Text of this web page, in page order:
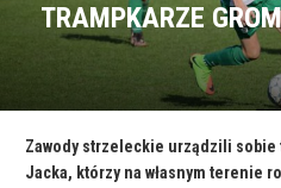
TRAMPKARZE
Zawody strzeleckie urządzili sobie
Jacka, którzy na własnym terenie